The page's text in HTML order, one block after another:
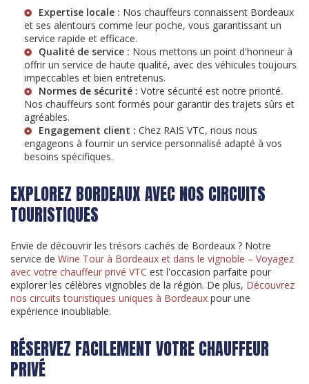
Expertise locale : Nos chauffeurs connaissent Bordeaux
et ses alentours comme leur poche, vous garantissant un
service rapide et efficace.
Qualité de service : Nous mettons un point d'honneur à
offrir un service de haute qualité, avec des véhicules toujours
impeccables et bien entretenus.
Normes de sécurité : Votre sécurité est notre priorité.
Nos chauffeurs sont formés pour garantir des trajets sûrs et
agréables.
Engagement client : Chez RAIS VTC, nous nous
engageons à fournir un service personnalisé adapté à vos
besoins spécifiques.
EXPLOREZ BORDEAUX AVEC NOS CIRCUITS
TOURISTIQUES
Envie de découvrir les trésors cachés de Bordeaux ? Notre
service de Wine Tour à Bordeaux et dans le vignoble – Voyagez
avec votre chauffeur privé VTC est l'occasion parfaite pour
explorer les célèbres vignobles de la région. De plus, Découvrez
nos circuits touristiques uniques à Bordeaux pour une
expérience inoubliable.
RÉSERVEZ FACILEMENT VOTRE CHAUFFEUR
PRIVÉ